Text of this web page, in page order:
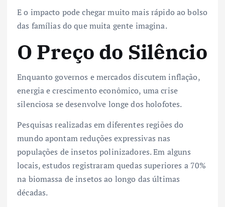
E o impacto pode chegar muito mais rápido ao bolso
das famílias do que muita gente imagina.
O Preço do Silêncio
Enquanto governos e mercados discutem inflação,
energia e crescimento econômico, uma crise
silenciosa se desenvolve longe dos holofotes.
Pesquisas realizadas em diferentes regiões do
mundo apontam reduções expressivas nas
populações de insetos polinizadores. Em alguns
locais, estudos registraram quedas superiores a 70%
na biomassa de insetos ao longo das últimas
décadas.